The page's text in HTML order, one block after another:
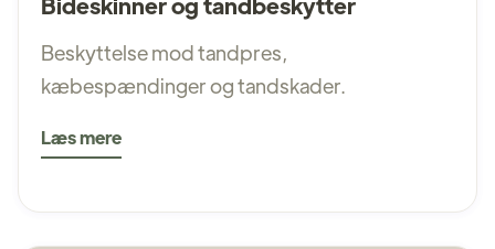
Beskyttelse mod tandpres,
kæbespændinger og tandskader.
Læs mere